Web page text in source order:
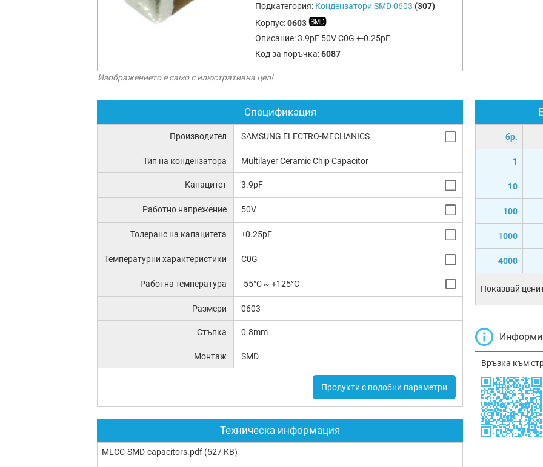
Подкатегория: Кондензатори SMD 0603 (307)
Корпус:0603
Описание:3.9pF 50V C0G +-0.25pF
Код за поръчка:6087
Изображението е само с илюстративна цел!
Спецификация
Производител SAMSUNG ELECTRO-MECHANICS
Тип на кондензатора Multilayer Ceramic Chip Capacitor
Капацитет 3.9pF
Работно напрежение 50V
Толеранс на капацитета ±0.25pF
Температурни характеристики C0G
Работна температура -55°C ~ +125°C
Размери 0603
Стъпка 0.8mm
Монтаж SMD
Продукти с подобни параметри
Техническа информация
MLCC-SMD-capacitors.pdf (527 KB)
бр.
1
10
100
1000
4000
Показвай
Връзка към